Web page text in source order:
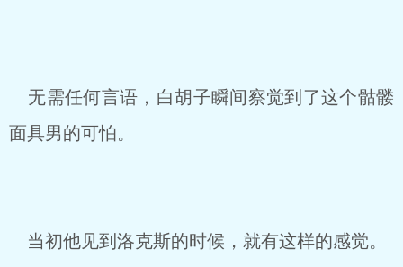
无需任何言语，白胡子瞬间察觉到了这个骷髅
面具男的可怕。
当初他见到洛克斯的时候，就有这样的感觉。